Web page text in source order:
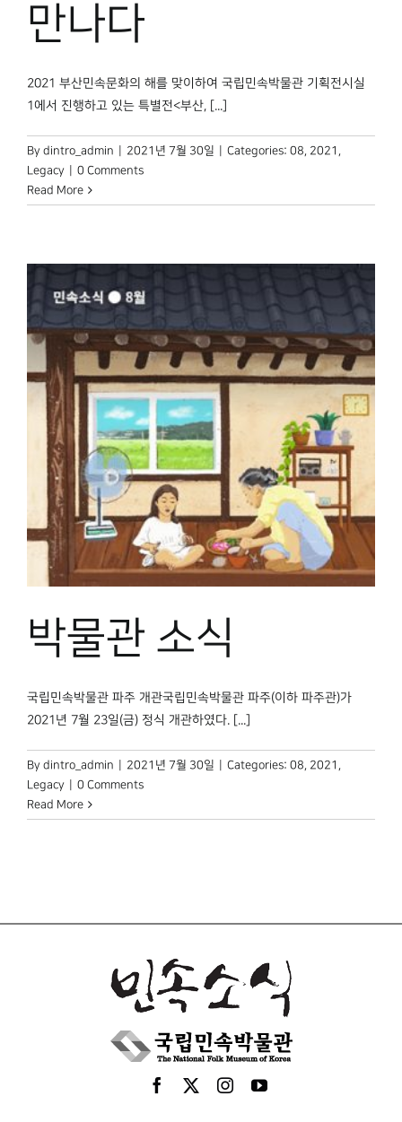
만나다
2021 부산민속문화의 해를 맞이하여 국립민속박물관 기획전시실
1에서 진행하고 있는 특별전<부산, [...]
By dintro_admin 2021년 7월 30일 Categories: 08, 2021 ,
Legacy
0 Comments
Read More
박물관 소식
국립민속박물관 파주 개관국립민속박물관 파주(이하 파주관)가
2021년 7월 23일(금) 정식 개관하였다. [...]
By dintro_admin 2021년 7월 30일 Categories: 08 2021
Legacy
0 Comments
Read More